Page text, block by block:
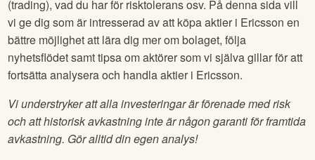
(trading), vad du har för risktolerans osv. På denna sida vill
vi ge dig som är intresserad av att köpa aktier i Ericsson en
bättre möjlighet att lära dig mer om bolaget, följa
nyhetsflödet samt tipsa om aktörer som vi själva gillar för att
fortsätta analysera och handla aktier i Ericsson.
Vi understryker att alla investeringar är förenade med risk
och att historisk avkastning inte är någon garanti för framtida
avkastning. Gör alltid din egen analys!